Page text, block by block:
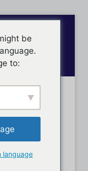
be
to:
language